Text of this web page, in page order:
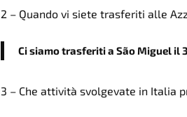
2 – Quando vi siete trasferiti alle
Ci siamo trasferiti a São Miguel il
3 – Che attività svolgevate in Italia